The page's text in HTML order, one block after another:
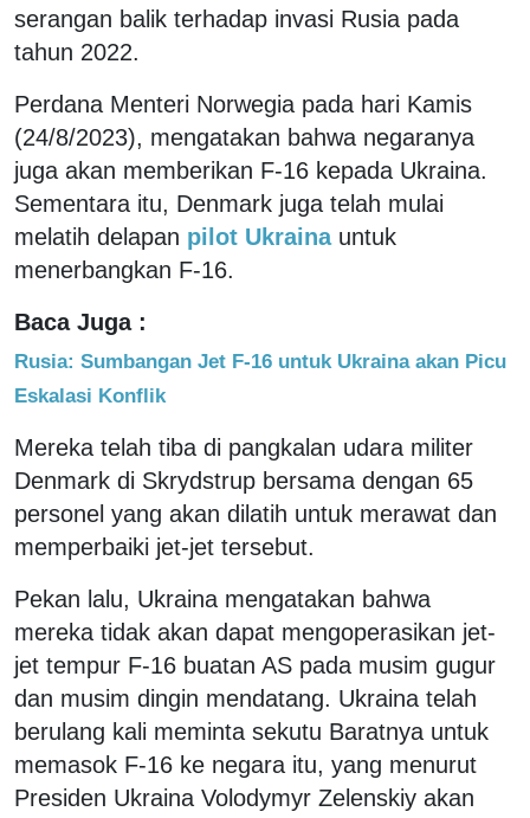
serangan balik terhadap invasi Rusia pada
tahun 2022.
Perdana Menteri Norwegia pada hari Kamis
(24/8/2023), mengatakan bahwa negaranya
juga akan memberikan F-16 kepada Ukraina.
Sementara itu, Denmark juga telah mulai
melatih delapan pilot Ukraina untuk
menerbangkan F-16.
Baca Juga :
Rusia: Sumbangan Jet F-16 untuk Ukraina akan Picu
Eskalasi Konflik
Mereka telah tiba di pangkalan udara militer
Denmark di Skrydstrup bersama dengan 65
personel yang akan dilatih untuk merawat dan
memperbaiki jet-jet tersebut.
Pekan lalu, Ukraina mengatakan bahwa
mereka tidak akan dapat mengoperasikan jet-
jet tempur F-16 buatan AS pada musim gugur
dan musim dingin mendatang. Ukraina telah
berulang kali meminta sekutu Baratnya untuk
memasok F-16 ke negara itu, yang menurut
Presiden Ukraina Volodymyr Zelenskiy akan